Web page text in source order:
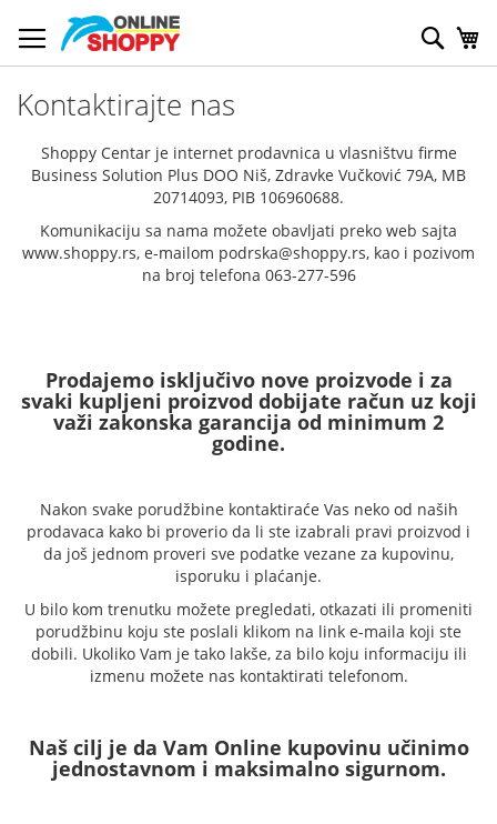
to
Content
Kontaktirajte nas
Shoppy Centar je internet prodavnica u vlasništvu firme
Business Solution Plus DOO Niš, Zdravke Vučković 79A, MB
20714093, PIB 106960688.
Komunikaciju sa nama možete obavljati preko web sajta
www.shoppy.rs, e-mailom podrska@shoppy.rs, kao i pozivom
na broj telefona 063-277-596
Prodajemo isključivo nove proizvode i za
svaki kupljeni proizvod dobijate račun uz koji
važi zakonska garancija od minimum 2
godine.
Nakon svake porudžbine kontaktiraće Vas neko od naših
prodavaca kako bi proverio da li ste izabrali pravi proizvod i
da još jednom proveri sve podatke vezane za kupovinu,
isporuku i plaćanje.
U bilo kom trenutku možete pregledati, otkazati ili promeniti
porudžbinu koju ste poslali klikom na link e-maila koji ste
dobili. Ukoliko Vam je tako lakše, za bilo koju informaciju ili
izmenu možete nas kontaktirati telefonom.
Naš cilj je da Vam Online kupovinu učinimo
jednostavnom i maksimalno sigurnom.